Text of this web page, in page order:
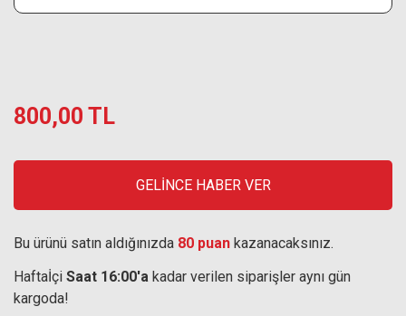
800,00 TL
GELİNCE HABER VER
Bu ürünü satın aldığınızda 80 puan kazanacaksınız.
Haftaİçi Saat 16:00'a kadar verilen siparişler aynı gün
kargoda!